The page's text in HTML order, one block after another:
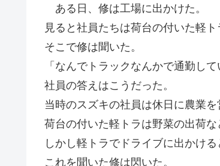
ある日、修は工場に出かけた。
見ると社員たちは荷台の付いた軽ト
そこで修は聞いた。
「なんでトラックなんかで通勤して
社員の答えはこうだった。
当時のスズキの社員は休日に農業を
荷台の付いた軽トラは野菜の出荷な
しかし軽トラでドライブに出かけ
これを聞いた修は閃いた。